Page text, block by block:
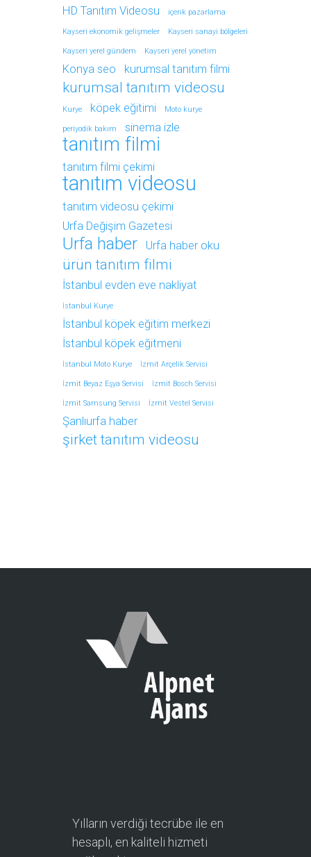
HD Tanıtım Videosu içerik pazarlama
Kayseri ekonomik gelişmeler Kayseri sanayi bölgeleri
Kayseri yerel gündem Kayseri yerel yönetim
Konya seo kurumsal tanıtım filmi
kurumsal tanıtım videosu
Kurye köpek eğitimi Moto kurye
periyodik bakım sinema izle
tanıtım filmi
tanıtım filmi çekimi
tanıtım videosu
tanıtım videosu çekimi
Urfa Değişim Gazetesi
Urfa haber Urfa haber oku
ürün tanıtım filmi
İstanbul evden eve nakliyat
İstanbul Kurye
İstanbul köpek eğitim merkezi
İstanbul köpek eğitmeni
İstanbul Moto Kurye İzmit Arçelik Servisi
İzmit Beyaz Eşya Servisi İzmit Bosch Servisi
İzmit Samsung Servisi İzmit Vestel Servisi
Şanlıurfa haber
şirket tanıtım videosu
Yılların verdiği tecrübe ile en
hesaplı, en kaliteli hizmeti